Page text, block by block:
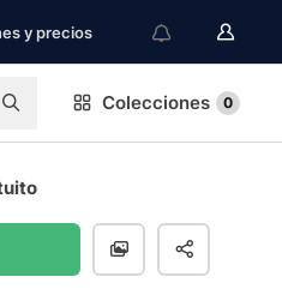
y precios
Colecciones 0